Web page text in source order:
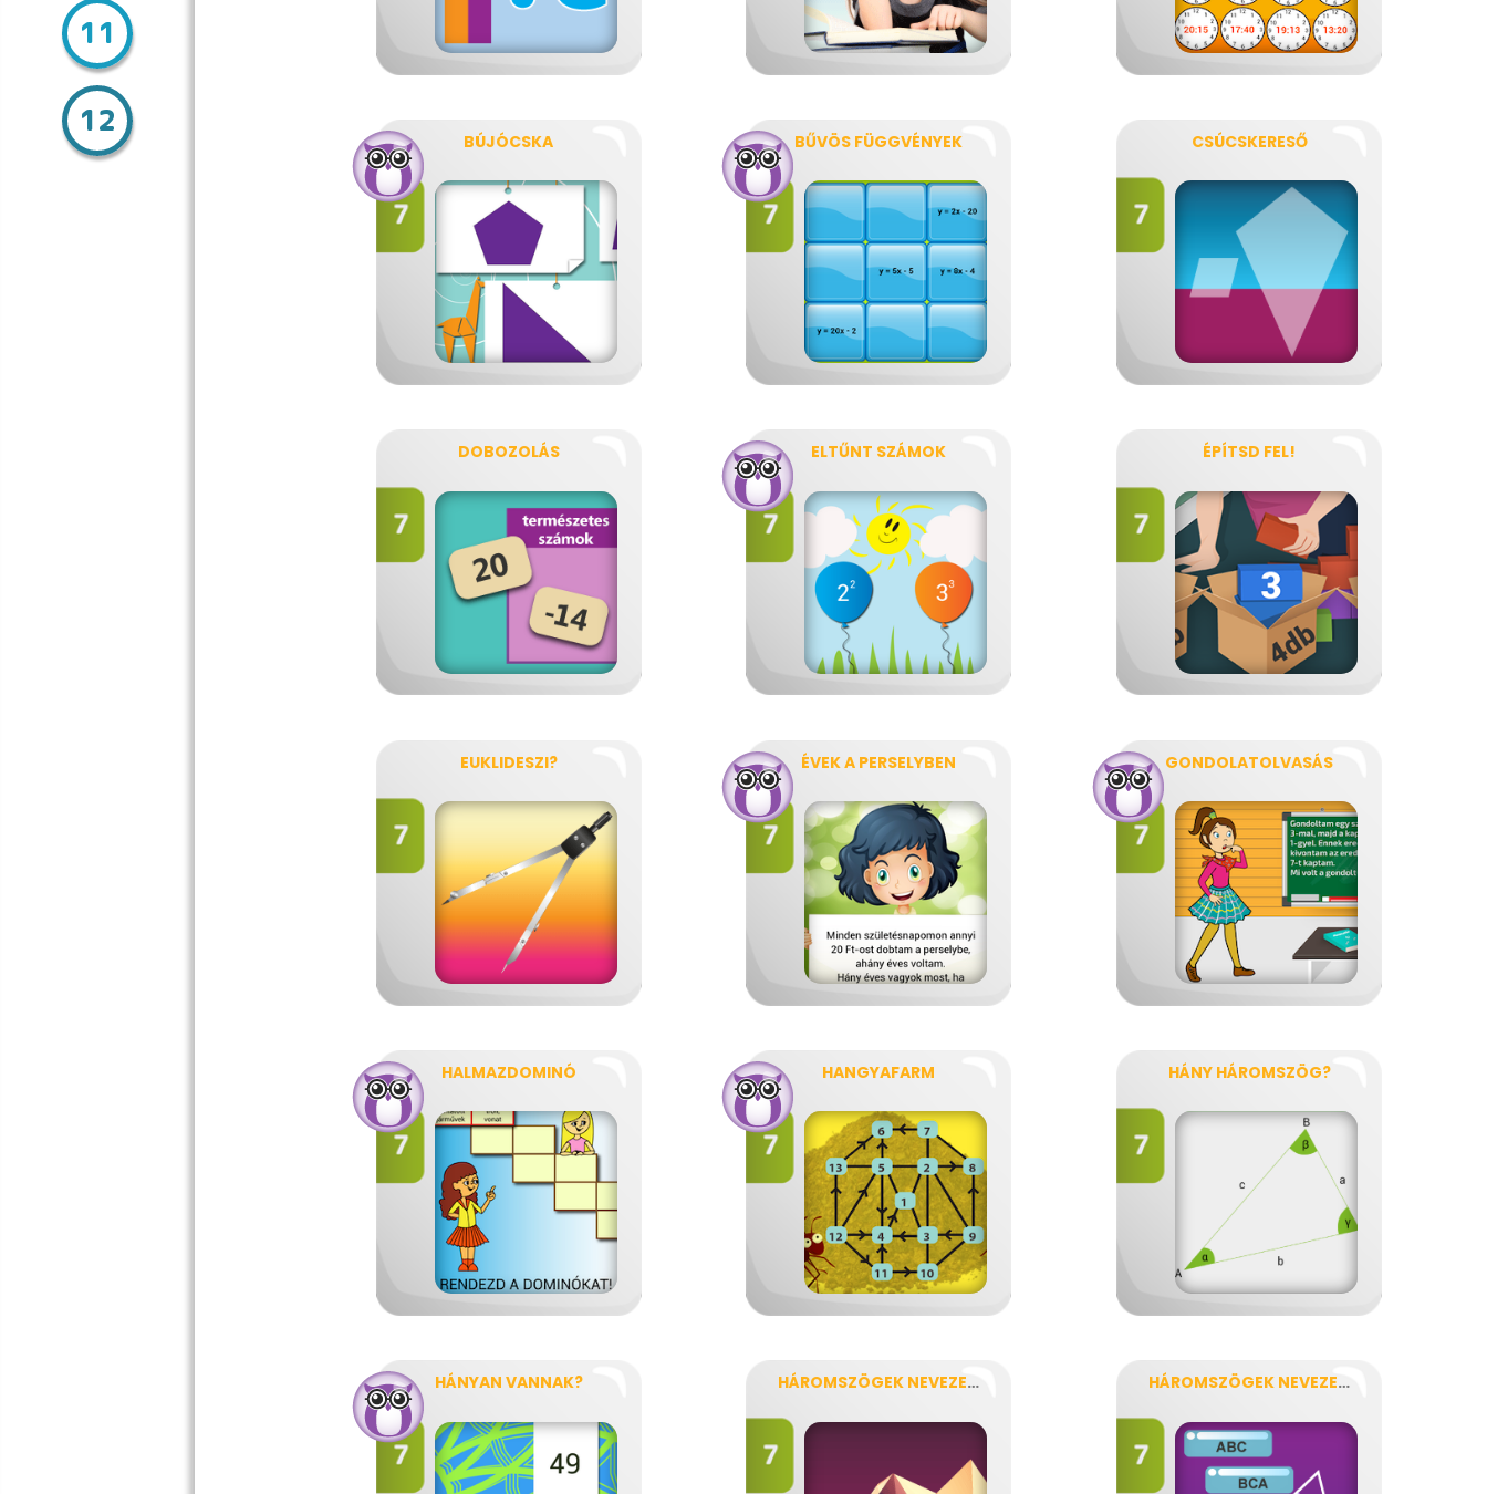
11
12
BÚJÓCSKA BŰVÖS FÜGGVÉNYEK CSÚCSKERESŐ
DOBOZOLÁS ELTŰNT SZÁMOK ÉPÍTSD FEL!
EUKLIDESZI? ÉVEK A PERSELYBEN GONDOLATOLVASÁS
HALMAZDOMINÓ HANGYAFARM HÁNY HÁROMSZÖG?
HÁNYAN VANNAK? HÁROMSZÖGEK NEVEZETES PONTJAI, VONALAI HÁROMSZÖGEK NEVEZETESSÉGEI